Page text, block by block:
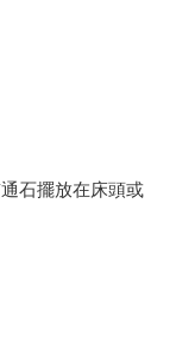
石擺放在床頭或